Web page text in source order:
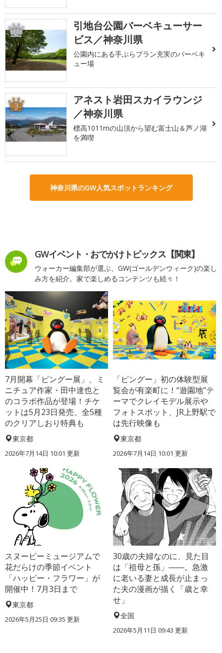
2
引地台公園バーベキューサー
ビス／神奈川県
公園内にある手ぶらプラン充実のバーベキ
ュー場
3
アネスト岩田スカイラウンジ
／神奈川県
標高1011mの山頂から望む富士山＆芦ノ湖
を満喫
神奈川県のGW人気スポットランキング
GWイベント・おでかけトピックス【関東】
ウォーカー編集部が選ぶ、GW(ゴールデンウィーク)の楽し
み方を紹介。家で楽しめるコンテンツも続々！
7月開幕「ピングー展」、ミ
ニチュア作家・田中達也と
のコラボ作品が登場！チケ
ットは5月23日発売、全5種
のクリアしおり特典も
東京都
2026年7月14日 10:01 更新
「ピングー」初の体験型展
覧会が有楽町に！“遊園地”テ
ーマでクレイモデル展示や
フォトスポット、JR上野駅で
は先行映像も
東京都
2026年7月14日 10:01 更新
スヌーピーミュージアムで
花だらけの季節イベント
「ハッピー・フラワー」が
開催中！7月3日まで
東京都
2026年5月25日 09:35 更新
30歳の夫婦なのに、見た目
は「祖母と孫」――。急激
に老いる妻と成長が止まっ
た夫の漫画が描く「歳と幸
せ」
全国
2026年5月11日 09:43 更新